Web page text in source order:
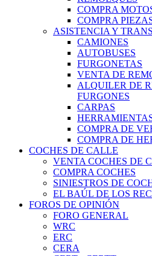
COMPRA
COMPRA
ASISTENCIA Y
CAMIONES
AUTOBUSES
FURGONETAS
VENTA DE
ALQUILER DE
FURGONES
CARPAS
COMPRA DE
COMPRA DE
COCHES DE CALLE
VENTA COCHES DE
COMPRA COCHES
SINIESTROS DE
EL BAÚL DE LOS
FOROS DE OPINIÓN
FORO GENERAL
WRC
ERC
CERA